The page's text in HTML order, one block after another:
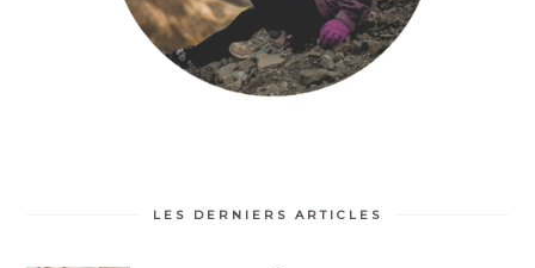
LES DERNIERS ARTICLES